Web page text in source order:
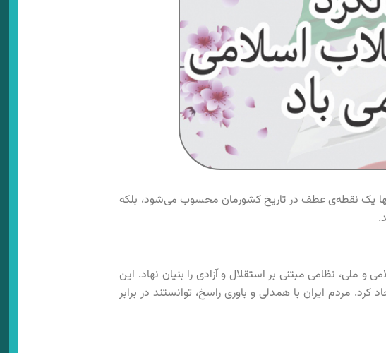
تنها یک نقطه‌ی عطف در تاریخ کشورمان محسوب می‌شود، بلکه
و ملی، نظامی مبتنی بر استقلال و آزادی را بنیان نهاد. این
مردم ایران با همدلی و باوری راسخ، توانستند در برابر